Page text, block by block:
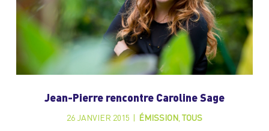
Jean-Pierre rencontre Caroline Sage
26 JANVIER 2015 ÉMISSION , TOUS